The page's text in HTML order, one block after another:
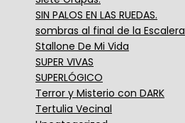
SIN PALOS EN LAS RUEDAS.
sombras al final de la Escalera
Stallone De Mi Vida
SUPER VIVAS
SUPERLÓGICO
Terror y Misterio con DARK
Tertulia Vecinal